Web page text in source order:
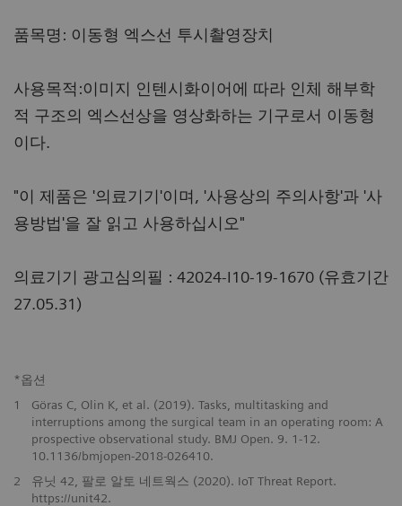
품목명: 이동형 엑스선 투시촬영장치
사용목적:이미지 인텐시화이어에 따라 인체 해부학
적 구조의 엑스선상을 영상화하는 기구로서 이동형
이다.
"이 제품은 '의료기기'이며, '사용상의 주의사항'과 '사
용방법'을 잘 읽고 사용하십시오"
의료기기 광고심의필 : 42024-I10-19-1670 (유효기간
27.05.31)
*옵션
1
Göras C, Olin K, et al. (2019). Tasks, multitasking and
interruptions among the surgical team in an operating room: A
prospective observational study. BMJ Open. 9. 1-12.
10.1136/bmjopen-2018-026410.
2
유닛 42, 팔로 알토 네트웍스 (2020). IoT Threat Report.
https://unit42.